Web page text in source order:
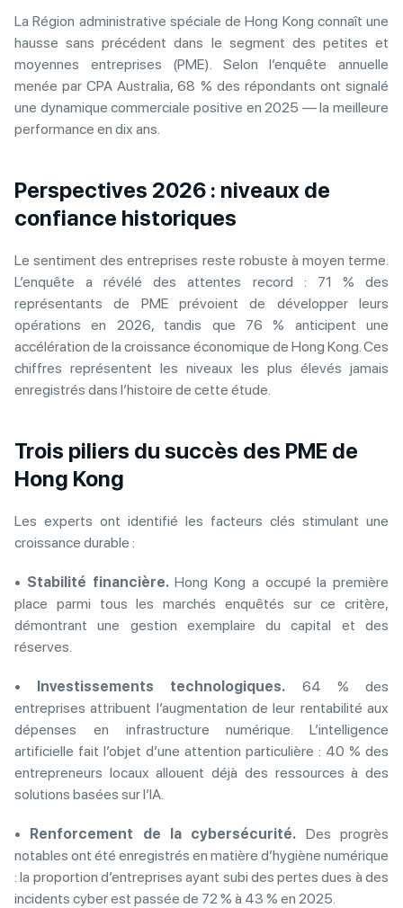
La Région administrative spéciale de Hong Kong connaît une
hausse sans précédent dans le segment des petites et
moyennes entreprises (PME). Selon l’enquête annuelle
menée par CPA Australia, 68 % des répondants ont signalé
une dynamique commerciale positive en 2025 — la meilleure
performance en dix ans.
Perspectives 2026 : niveaux de
confiance historiques
Le sentiment des entreprises reste robuste à moyen terme.
L’enquête a révélé des attentes record : 71 % des
représentants de PME prévoient de développer leurs
opérations en 2026, tandis que 76 % anticipent une
accélération de la croissance économique de Hong Kong. Ces
chiffres représentent les niveaux les plus élevés jamais
enregistrés dans l’histoire de cette étude.
Trois piliers du succès des PME de
Hong Kong
Les experts ont identifié les facteurs clés stimulant une
croissance durable :
• Stabilité financière.Hong Kong a occupé la première
place parmi tous les marchés enquêtés sur ce critère,
démontrant une gestion exemplaire du capital et des
réserves.
• Investissements technologiques. 64 % des
entreprises attribuent l’augmentation de leur rentabilité aux
dépenses en infrastructure numérique. L’intelligence
artificielle fait l’objet d’une attention particulière : 40 % des
entrepreneurs locaux allouent déjà des ressources à des
solutions basées sur l’IA.
• Renforcement de la cybersécurité. Des progrès
notables ont été enregistrés en matière d’hygiène numérique
: la proportion d’entreprises ayant subi des pertes dues à des
incidents cyber est passée de 72 % à 43 % en 2025.